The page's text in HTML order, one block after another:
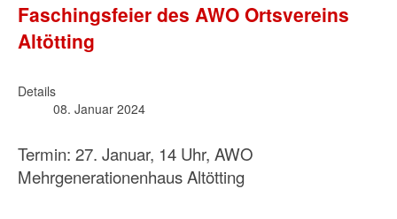
Faschingsfeier des AWO Ortsvereins
Altötting
Details
08. Januar 2024
Termin: 27. Januar, 14 Uhr, AWO
Mehrgenerationenhaus Altötting